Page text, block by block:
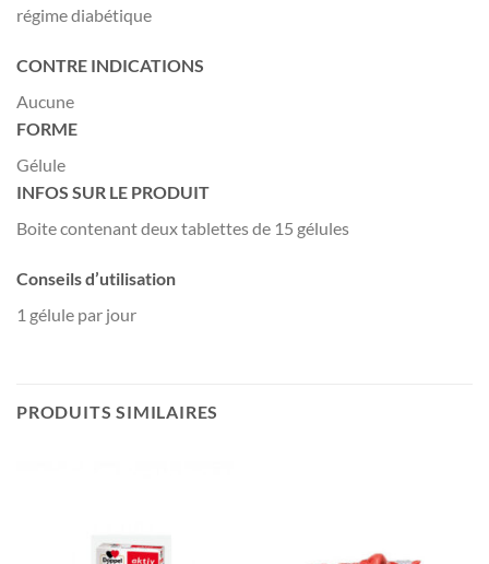
régime diabétique
CONTRE INDICATIONS
Aucune
FORME
Gélule
INFOS SUR LE PRODUIT
Boite contenant deux tablettes de 15 gélules
Conseils d’utilisation
1 gélule par jour
PRODUITS SIMILAIRES